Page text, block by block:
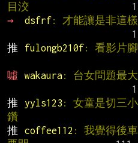
目洨
→
dsfrf: 才能讓是非這樣
推
fulongb210f: 看影片腳
噓
wakaura: 台女問題最大
推
yyls123 : 女童是切三
鑽
推
coffee112 : 我覺得後